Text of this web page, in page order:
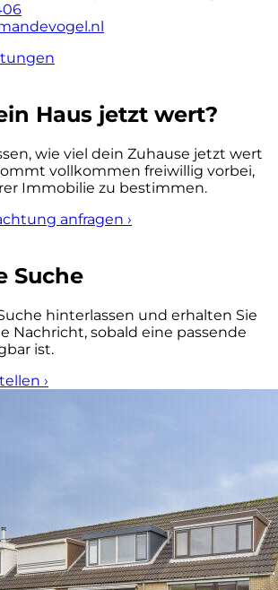
Haus jetzt wert?
wie viel dein Zuhause jetzt wert
vollkommen freiwillig vorbei,
Immobilie zu bestimmen.
anfragen ›
Suche
hinterlassen und erhalten Sie
Nachricht, sobald eine passende
ist.
›